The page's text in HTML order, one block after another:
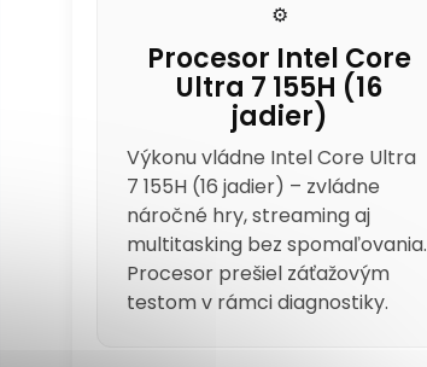
⚙️
Procesor Intel Core
Ultra 7 155H (16
jadier)
Výkonu vládne Intel Core Ultra
7 155H (16 jadier) – zvládne
náročné hry, streaming aj
multitasking bez spomaľovania.
Procesor prešiel záťažovým
testom v rámci diagnostiky.